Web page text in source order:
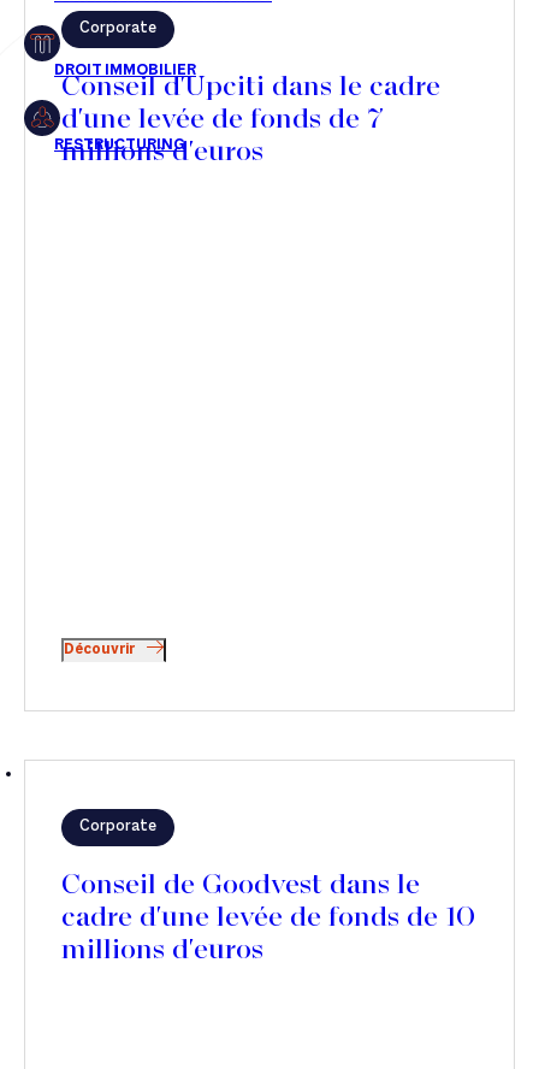
Restructuring
Article
Corporate
Conseil d'Upciti dans le cadre
d'une levée de fonds de 7
millions d'euros
Découvrir
Corporate
Conseil de Goodvest dans le
cadre d'une levée de fonds de 10
millions d'euros